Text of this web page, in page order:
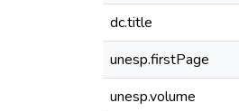
dc.title
unesp.firstPage
unesp.volume